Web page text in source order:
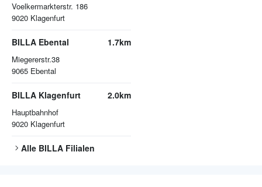
Voelkermarkterstr. 186
9020 Klagenfurt
BILLA Ebental
Miegererstr.38
9065 Ebental
1.7km
BILLA Klagenfurt
Hauptbahnhof
9020 Klagenfurt
2.0km
Alle BILLA Filialen